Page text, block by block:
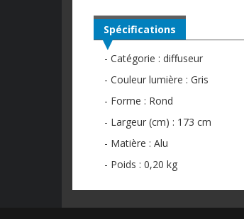
Spécifications
- Catégorie : diffuseur
- Couleur lumière : Gris
- Forme : Rond
- Largeur (cm) : 173 cm
- Matière : Alu
- Poids : 0,20 kg